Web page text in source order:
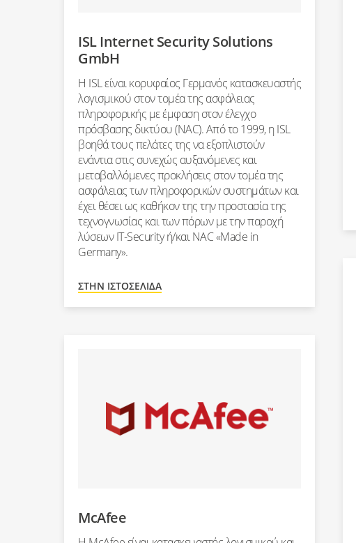
ISL Internet Security Solutions
GmbH
Η ISL είναι κορυφαίος Γερμανός κατασκευαστής
λογισμικού στον τομέα της ασφάλειας
πληροφορικής με έμφαση στον έλεγχο
πρόσβασης δικτύου (NAC). Από το 1999, η ISL
βοηθά τους πελάτες της να εξοπλιστούν
ενάντια στις συνεχώς αυξανόμενες και
μεταβαλλόμενες προκλήσεις στον τομέα της
ασφάλειας των πληροφορικών συστημάτων και
έχει θέσει ως καθήκον της την προστασία της
τεχνογνωσίας και των πόρων με την παροχή
λύσεων IT-Security ή/και NAC «Made in
Germany».
ΣΤΗΝ ΙΣΤΟΣΕΛΊΔΑ
McAfee